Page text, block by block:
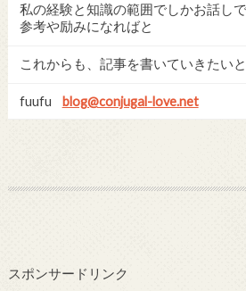
私の経験と知識の範囲でしかお話し
参考や励みになればと
これからも、記事を書いていきたいと
fuufu blog@conjugal-love.net
スポンサードリンク